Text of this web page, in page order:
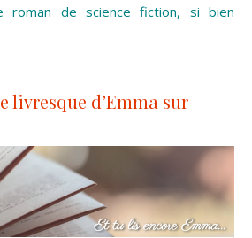
roman de science fiction, si bien
livresque d’Emma sur